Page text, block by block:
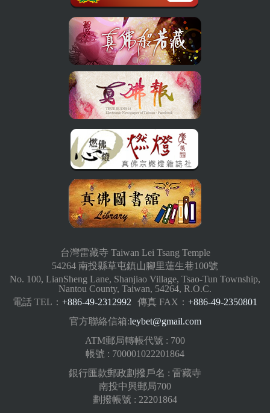
台灣雷藏寺 Taiwan Lei Tsang Temple
54264 南投縣草屯鎮山腳里蓮生巷100號
No. 100, LianSheng Lane, Shanjiao Village, Tsao-Tun Township,
Nantou County, Taiwan, 54264, R.O.C.
電話 TEL： +886-49-2312992 傳真 FAX： +886-49-2350801
官方聯絡信箱:leybet@gmail.com
ATM郵局轉帳代號 : 700
帳號 : 700001022201864
銀行匯款郵政劃撥戶名 : 雷藏寺
南投中興郵局700
劃撥帳號 : 22201864